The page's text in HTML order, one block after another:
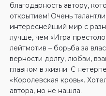
благодарность автору,
открытием! Очень
интереснейший мир с
лучше, чем «Игра
лейтмотив – борьба за
верности долгу, любви,
главном в жизни. С
«Королевская кровь».
автора, но не нашла.